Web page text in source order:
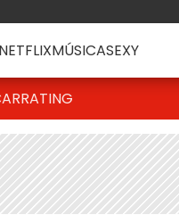
NETFLIXMÚSICASEXY
RATING